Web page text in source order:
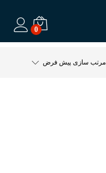
0
مرتب سازی پیش فرض